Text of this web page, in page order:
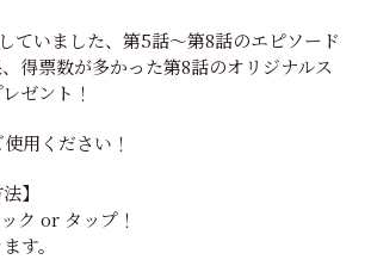
いました、第5話～第8話のエピソード
得票数が多かった第8話のオリジナルス
ゼント！
用ください！
】
ク or タップ！
す。